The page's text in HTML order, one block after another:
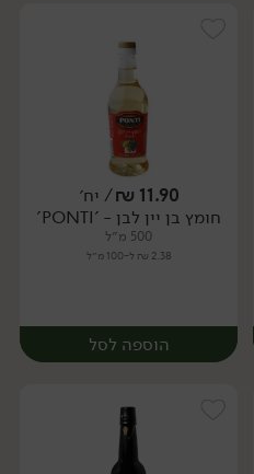
יח׳
11.90
₪/ יח׳
חומץ בן יין לבן - 'PONTI'
500 מ״ל
2.38 ₪ ל-100 מ״ל
הוספה לסל